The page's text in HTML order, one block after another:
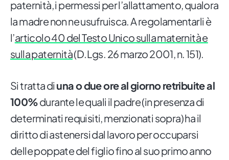
paternità, i permessi per l’allattamento, qualora
la madre non ne usufruisca. A regolamentarli è
l’articolo 40 del Testo Unico sulla maternità e
sulla paternità(D.Lgs. 26 marzo 2001, n. 151).
Si tratta di una o due ore al giorno retribuite al
100%durante le quali il padre (in presenza di
determinati requisiti, menzionati sopra) ha il
diritto di astenersi dal lavoro per occuparsi
delle poppate del figlio fino al suo primo anno